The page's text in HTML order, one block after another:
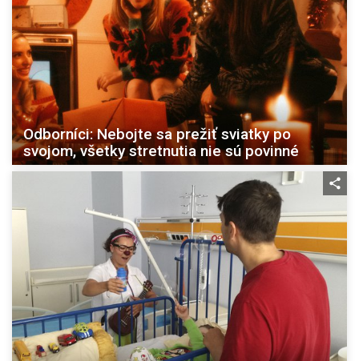
Odborníci: Nebojte sa prežiť sviatky po
svojom, všetky stretnutia nie sú povinné